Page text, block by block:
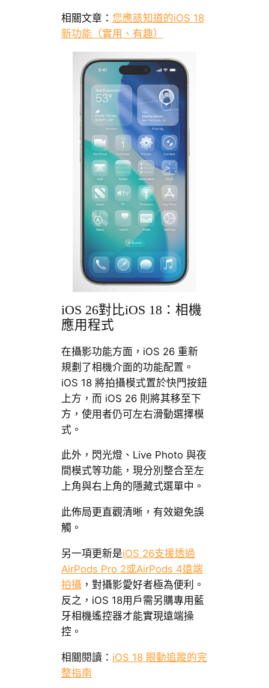
相關文章： 您應該知道的iOS 18
新功能（實用、有趣）
iOS 26對比iOS 18：相機
應用程式
在攝影功能方面，iOS 26 重新
規劃了相機介面的功能配置。
iOS 18 將拍攝模式置於快門按鈕
上方，而 iOS 26 則將其移至下
方，使用者仍可左右滑動選擇模
式。
此外，閃光燈、Live Photo 與夜
間模式等功能，現分別整合至左
上角與右上角的隱藏式選單中。
此佈局更直觀清晰，有效避免誤
觸。
另一項更新是iOS 26支援透過
AirPods Pro 2或AirPods 4遠端
拍攝 ，對攝影愛好者極為便利。
反之，iOS 18用戶需另購專用藍
牙相機遙控器才能實現遠端操
控。
相關閱讀： iOS 18 眼動追蹤的完
整指南